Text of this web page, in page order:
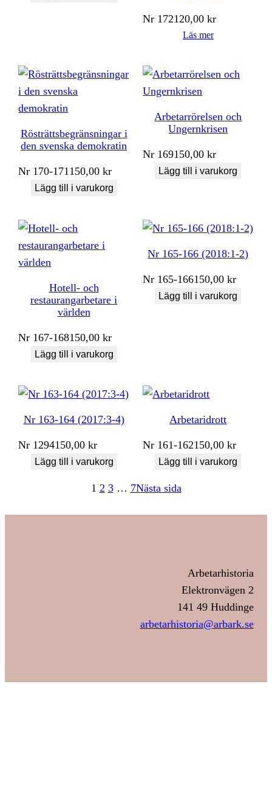
Nr 172120,00kr
Läs mer
Rösträttsbegränsningar i
den svenska demokratin
Nr 170-171150,00kr
Lägg till i varukorg
Arbetarrörelsen och
Ungernkrisen
Nr 169150,00kr
Lägg till i varukorg
Hotell- och
restaurangarbetare i
världen
Nr 167-168150,00kr
Lägg till i varukorg
Nr 165-166 (2018:1-2)
Nr 165-166150,00kr
Lägg till i varukorg
Nr 163-164 (2017:3-4)
Nr 1294150,00kr
Lägg till i varukorg
Arbetaridrott
Nr 161-162150,00kr
Lägg till i varukorg
1 2 3 … 7Nästa sida
Arbetarhistoria
Elektronvägen 2
141 49 Huddinge
arbetarhistoria@arbark.se